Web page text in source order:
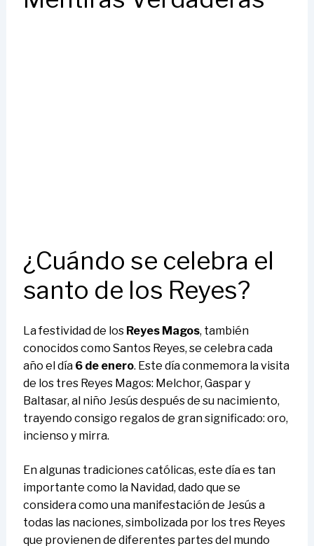
¿Cuándo se celebra el
santo de los Reyes?
La festividad de los Reyes Magos, también
conocidos como Santos Reyes, se celebra cada
año el día 6 de enero. Este día conmemora la visita
de los tres Reyes Magos: Melchor, Gaspar y
Baltasar, al niño Jesús después de su nacimiento,
trayendo consigo regalos de gran significado: oro,
incienso y mirra.
En algunas tradiciones católicas, este día es tan
importante como la Navidad, dado que se
considera como una manifestación de Jesús a
todas las naciones, simbolizada por los tres Reyes
que provienen de diferentes partes del mundo